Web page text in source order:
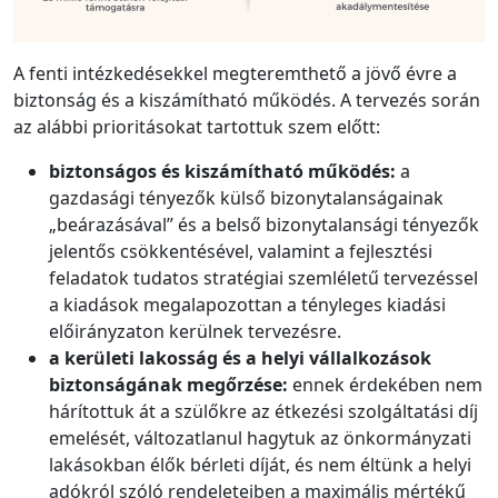
A fenti intézkedésekkel megteremthető a jövő évre a
biztonság és a kiszámítható működés. A tervezés során
az alábbi prioritásokat tartottuk szem előtt:
biztonságos és kiszámítható működés: a
gazdasági tényezők külső bizonytalanságainak
„beárazásával” és a belső bizonytalansági tényezők
jelentős csökkentésével, valamint a fejlesztési
feladatok tudatos stratégiai szemléletű tervezéssel
a kiadások megalapozottan a tényleges kiadási
előirányzaton kerülnek tervezésre.
a kerületi lakosság és a helyi vállalkozások
biztonságának megőrzése: ennek érdekében nem
hárítottuk át a szülőkre az étkezési szolgáltatási díj
emelését, változatlanul hagytuk az önkormányzati
lakásokban élők bérleti díját, és nem éltünk a helyi
adókról szóló rendeleteiben a maximális mértékű